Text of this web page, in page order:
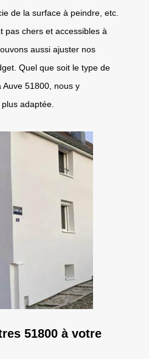
de la surface à peindre, etc.
pas chers et accessibles à
aussi ajuster nos
Quel que soit le type de
51800, nous y
adaptée.
51800 à votre